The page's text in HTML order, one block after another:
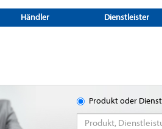
Händler Dienstleister
Produkt oder